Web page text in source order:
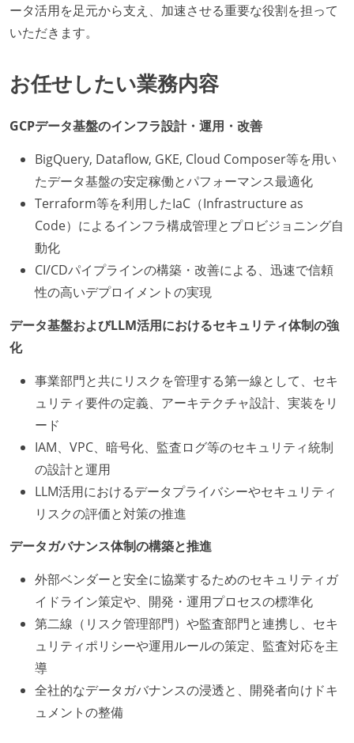
ータ活用を足元から支え、加速させる重要な役割を担って
いただきます。
お任せしたい業務内容
GCPデータ基盤のインフラ設計・運用・改善
BigQuery, Dataflow, GKE, Cloud Composer等を用い
たデータ基盤の安定稼働とパフォーマンス最適化
Terraform等を利用したIaC（Infrastructure as
Code）によるインフラ構成管理とプロビジョニング自
動化
CI/CDパイプラインの構築・改善による、迅速で信頼
性の高いデプロイメントの実現
データ基盤およびLLM活用におけるセキュリティ体制の強
化
事業部門と共にリスクを管理する第一線として、セキ
ュリティ要件の定義、アーキテクチャ設計、実装をリ
ード
IAM、VPC、暗号化、監査ログ等のセキュリティ統制
の設計と運用
LLM活用におけるデータプライバシーやセキュリティ
リスクの評価と対策の推進
データガバナンス体制の構築と推進
外部ベンダーと安全に協業するためのセキュリティガ
イドライン策定や、開発・運用プロセスの標準化
第二線（リスク管理部門）や監査部門と連携し、セキ
ュリティポリシーや運用ルールの策定、監査対応を主
導
全社的なデータガバナンスの浸透と、開発者向けドキ
ュメントの整備